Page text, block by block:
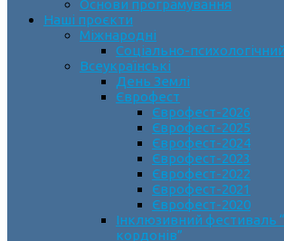
Основи програмування
Наші проєкти
Міжнародні
Соціально-
Всеукраїнські
День Землі
Єврофест
Єврофест-2026
Єврофест-2025
Єврофест-2024
Єврофест-2023
Єврофест-2022
Єврофест-2021
Єврофест-2020
Інклюзивний фестиваль
кордонів”